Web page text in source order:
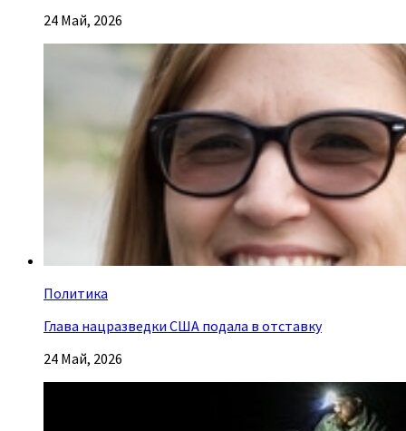
24 Май, 2026
Политика
Глава нацразведки США подала в отставку
24 Май, 2026